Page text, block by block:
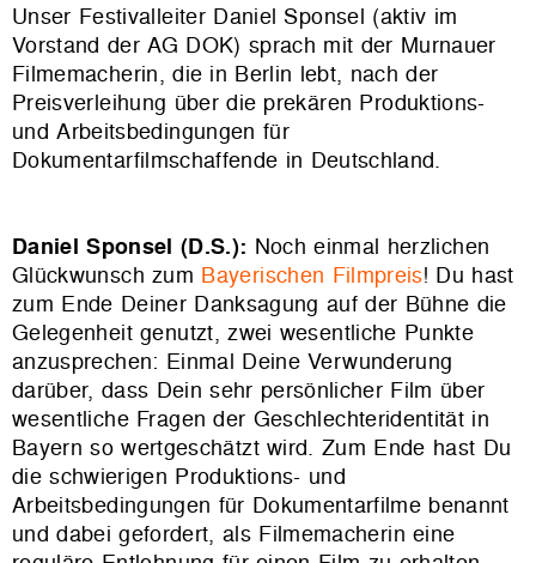
Unser Festivalleiter Daniel Sponsel (aktiv im
Vorstand der AG DOK) sprach mit der Murnauer
Filmemacherin, die in Berlin lebt, nach der
Preisverleihung über die prekären Produktions-
und Arbeitsbedingungen für
Dokumentarfilmschaffende in Deutschland.
Daniel Sponsel (D.S.): Noch einmal herzlichen
Glückwunsch zum Bayerischen Filmpreis! Du hast
zum Ende Deiner Danksagung auf der Bühne die
Gelegenheit genutzt, zwei wesentliche Punkte
anzusprechen: Einmal Deine Verwunderung
darüber, dass Dein sehr persönlicher Film über
wesentliche Fragen der Geschlechteridentität in
Bayern so wertgeschätzt wird. Zum Ende hast Du
die schwierigen Produktions- und
Arbeitsbedingungen für Dokumentarfilme benannt
und dabei gefordert, als Filmemacherin eine